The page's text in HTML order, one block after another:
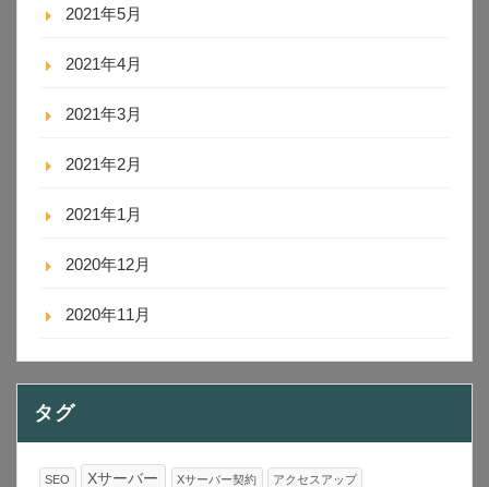
2021年5月
2021年4月
2021年3月
2021年2月
2021年1月
2020年12月
2020年11月
タグ
SEO Xサーバー Xサーバー契約 アクセスアップ